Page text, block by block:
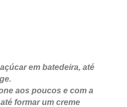
em batedeira, até
aos poucos e com a
formar um creme